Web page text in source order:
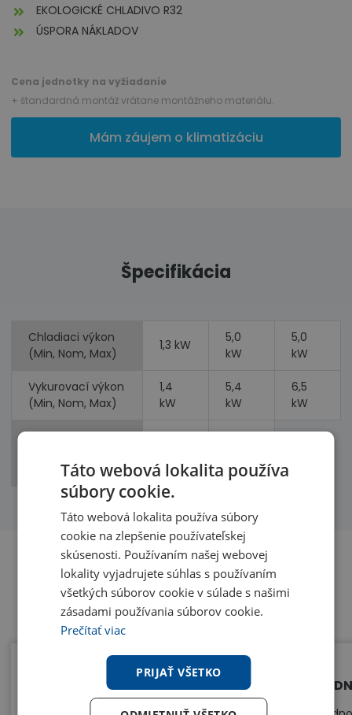
EKOLOGICKÉ CHLADIVO R32
ÚSPORA NÁKLADOV
Cena jednotky na vyžiadanie
+ štandardná montáž vrátane montážneho materiálu.
Mám záujem o klimatizáciu
Špecifikácia
Chladiaci výkon
(Min, Nom, Max)
1,3 kW
5,0
kW
5,0
kW
Vykurovací výkon
(Min, Nom, Max)
1,4
kW
5,4
kW
6,5
kW
Príkon
vykurovanie)
kW
Benefity
KOMPAKTNÉ ROZMERY
Táto webová lokalita používa
súbory cookie.
Táto webová lokalita používa súbory
cookie na zlepšenie používateľskej
skúsenosti. Používaním našej webovej
lokality vyjadrujete súhlas s používaním
všetkých súborov cookie v súlade s našimi
zásadami používania súborov cookie.
Prečítať viac
PRIJAŤ VŠETKO